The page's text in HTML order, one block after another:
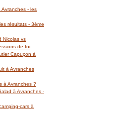
- les
résultats - 3ème
Nicolas vs
de foi
Capuçon à
à Avranches
à Avranches ?
à Avranches -
cars à